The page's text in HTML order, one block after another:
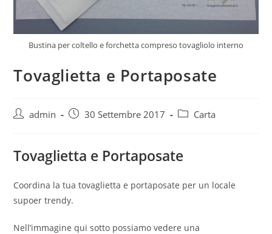
Bustina per coltello e forchetta compreso tovagliolo interno
Tovaglietta e Portaposate
Autoreadmin
Articolo30 Settembre 2017
Categoria
Carta
Tovaglietta e Portaposate
Coordina la tua tovaglietta e portaposate per un locale
supoer trendy.
Nell’immagine qui sotto possiamo vedere una